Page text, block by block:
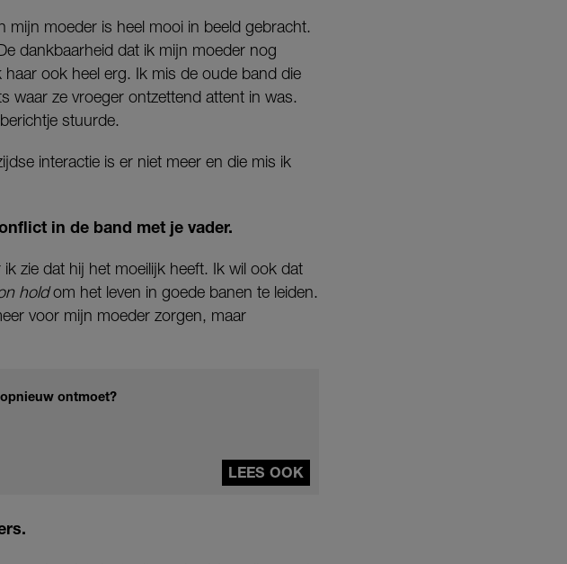
mijn moeder is heel mooi in beeld gebracht.
dankbaarheid dat ik mijn moeder nog
ook heel erg. Ik mis de oude band die
waar ze vroeger ontzettend attent in was.
stuurde.
interactie is er niet meer en die mis ik
in de band met je vader.
zie dat hij het moeilijk heeft. Ik wil ook dat
holdom het leven in goede banen te leiden.
voor mijn moeder zorgen, maar
ontmoet?
LEES OOK